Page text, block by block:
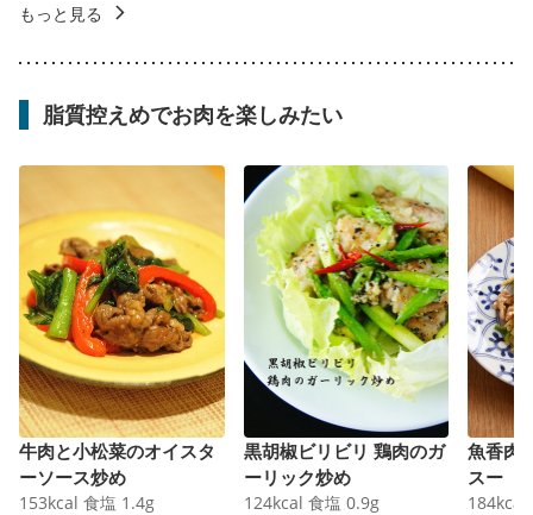
もっと見る
脂質控えめでお肉を楽しみたい
牛肉と小松菜のオイスタ
ーソース炒め
153kcal 食塩 1.4g
黒胡椒ビリビリ 鶏肉のガ
ーリック炒め
124kcal 食塩 0.9g
魚香肉
スー
184kcal